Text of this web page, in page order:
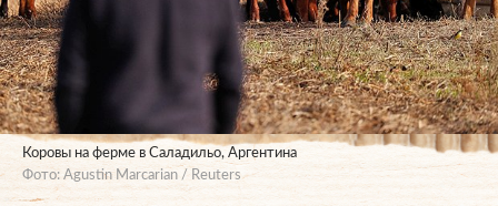
Коровы на ферме в Саладильо, Аргентина
Фото: Agustin Marcarian / Reuters